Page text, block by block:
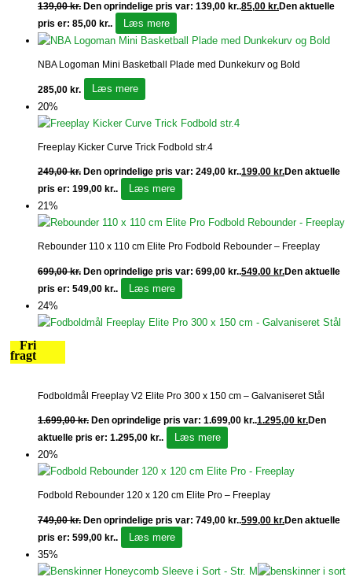
139,00kr. Den oprindelige pris var: 139,00 kr..85,00 kr.Den aktuelle
pris er: 85,00 kr..
Læs mere
NBA Logoman Mini Basketball Plade med Dunkekurv og Bold
285,00 kr.
Læs mere
20%
Freeplay Kicker Curve Trick Fodbold str.4
249,00kr. Den oprindelige pris var: 249,00 kr..199,00 kr.Den aktuelle
pris er: 199,00 kr..
Læs mere
21%
Rebounder 110 x 110 cm Elite Pro Fodbold Rebounder – Freeplay
699,00kr. Den oprindelige pris var: 699,00 kr..549,00 kr.Den aktuelle
pris er: 549,00 kr..
Læs mere
24%
Fri
fragt
Fodboldmål Freeplay V2 Elite Pro 300 x 150 cm – Galvaniseret Stål
1.699,00kr. Den oprindelige pris var: 1.699,00 kr..1.295,00 kr.Den
aktuelle pris er: 1.295,00 kr..
Læs mere
20%
Fodbold Rebounder 120 x 120 cm Elite Pro – Freeplay
749,00kr. Den oprindelige pris var: 749,00 kr..599,00 kr.Den aktuelle
pris er: 599,00 kr..
Læs mere
35%